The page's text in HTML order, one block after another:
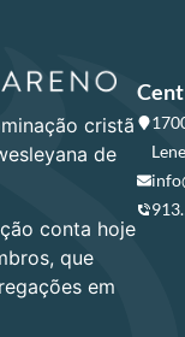
cristã
de
conta hoje
que
em